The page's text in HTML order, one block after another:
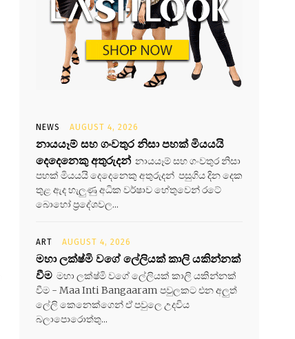
NEWS AUGUST 4, 2026
නායයෑම් සහ ගංවතුර නිසා පහක් මියයයි
දෙදෙනෙකු අතුරුදන් නායයෑම් සහ ගංවතුර නිසා
පහක් මියයයි දෙදෙනෙකු අතුරුදන් පසුගිය දින දෙක
තුළ ඇද හැලුණු අධික වර්ෂාව හේතුවෙන් රටේ
බොහෝ ප්‍රදේශවල...
ART AUGUST 4, 2026
මහා ලක්ෂ්මි වගේ ලේලියක් කාලි යකින්නක්
වීම මහා ලක්ෂ්මි වගේ ලේලියක් කාලි යකින්නක්
වීම - Maa Inti Bangaaram පවුලකට එන අලුත්
ලේලි කෙනෙක්ගෙන් ඒ පවුලෙ උදවිය
බලාපොරොත්තු...